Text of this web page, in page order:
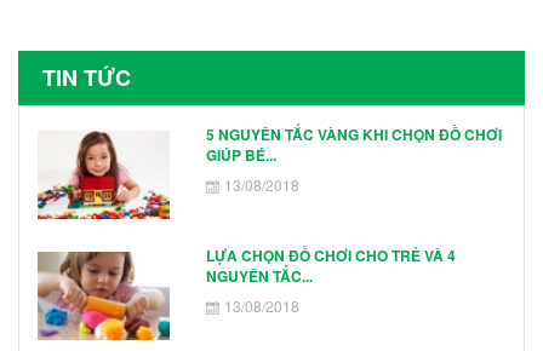
TIN TỨC
5 NGUYÊN TẮC VÀNG KHI CHỌN ĐỒ CHƠI
GIÚP BÉ...
13/08/2018
LỰA CHỌN ĐỒ CHƠI CHO TRẺ VÀ 4
NGUYÊN TẮC...
13/08/2018